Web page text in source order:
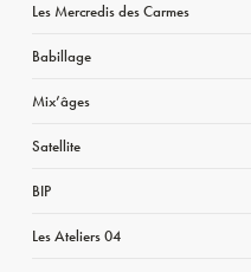
Les Mercredis des Carmes
Babillage
Mix’âges
Satellite
BIP
Les Ateliers 04